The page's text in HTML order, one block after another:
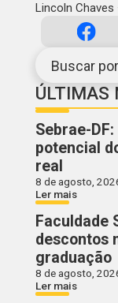
Buscar
ÚLTIMAS
Sebrae-
potencial
real
8 de agosto,
Ler mais
Faculdade
descontos
graduação
8 de agosto,
Ler mais
Lincoln Chaves